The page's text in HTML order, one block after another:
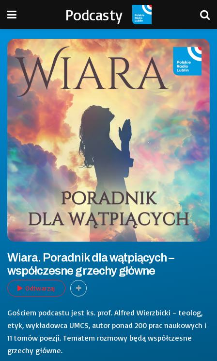
Podcasty
Wiara. Poradnik dla wątpiących –
współczesne grzechy główne
Odtwarzaj
Gościem podcastu jest ks. prof. Alfred Wierzbicki – teolog,
etyk, wykładowca UMCS, autor ponad 200 prac naukowych i
11 tomów poezji. Tematem rozmowy będą współczesne
grzechy główne.